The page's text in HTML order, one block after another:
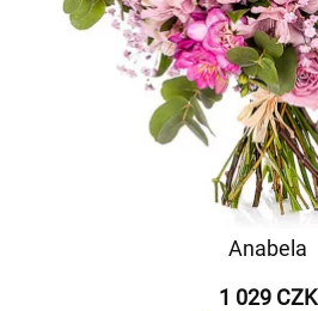
Anabela
1 029 CZK